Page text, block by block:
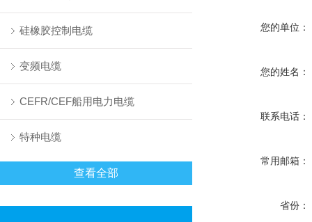
硅橡胶控制电缆
变频电缆
CEFR/CEF船用电力电缆
特种电缆
查看全部
您的单位：
您的姓名：
联系电话：
常用邮箱：
省份：